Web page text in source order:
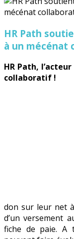
HR Path
à un mécénat
HR Path,
collaboratif !
don sur leur net
d’un versement
fiche de paie. A